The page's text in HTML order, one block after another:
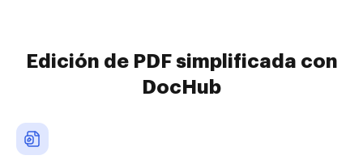
Edición de PDF simplificada con
DocHub